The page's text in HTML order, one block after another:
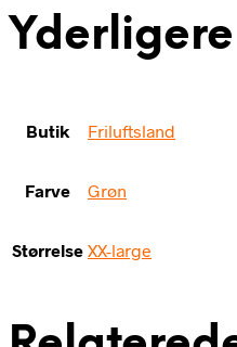
Butik Friluftsland
Farve Grøn
Størrelse XX-large